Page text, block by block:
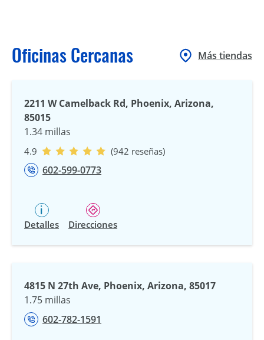
Oficinas Cercanas Más tiendas
2211 W Camelback Rd, Phoenix, Arizona,
85015
1.34 millas
4.9 (942 reseñas)
602-599-0773
Detalles Direcciones
4815 N 27th Ave, Phoenix, Arizona, 85017
1.75 millas
602-782-1591